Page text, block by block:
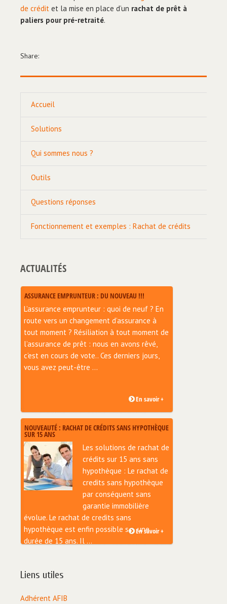
de crédit et la mise en place d’un rachat de prêt à
paliers pour pré-retraité.
Share:
Accueil
Solutions
Qui sommes nous ?
Outils
Questions réponses
Fonctionnement et exemples : Rachat de crédits
ACTUALITÉS
ASSURANCE EMPRUNTEUR : DU NOUVEAU !!!
L’assurance emprunteur : quoi de neuf ? En
route vers un changement d’assurance à
tout moment ? Résiliation à tout moment de
l’assurance de prêt : nous en avons rêvé,
c’est en cours de vote.. Ces derniers jours,
vous avez peut-être ...
En savoir +
NOUVEAUTÉ : RACHAT DE CRÉDITS SANS HYPOTHÈQUE
SUR 15 ANS
Les solutions de rachat de
crédits sur 15 ans sans
hypothèque : Le rachat de
credits sans hypothèque
par conséquent sans
garantie immobilière
évolue. Le rachat de credits sans
hypothèque est enfin possible sur une
durée de 15 ans. Il ...
En savoir +
Liens utiles
Adhérent AFIB